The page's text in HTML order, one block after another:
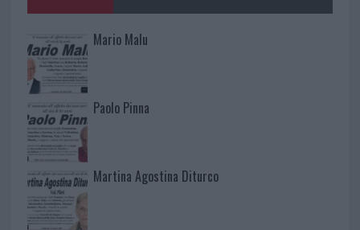
Mario Malu
Paolo Pinna
Martina Agostina Diturco